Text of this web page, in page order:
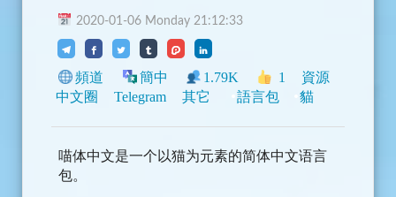
2020-01-06 Monday 21:12:33
頻道 簡中 1.79K 1
資源
中文圈
Telegram 其它 語言包 貓
喵体中文是一个以猫为元素的简体中文语言
包。